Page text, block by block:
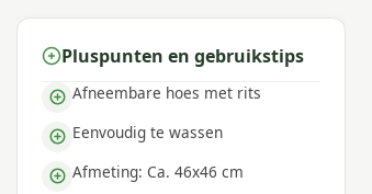
Pluspunten en gebruikstips
Afneembare hoes met rits
Eenvoudig te wassen
Afmeting: Ca. 46x46 cm